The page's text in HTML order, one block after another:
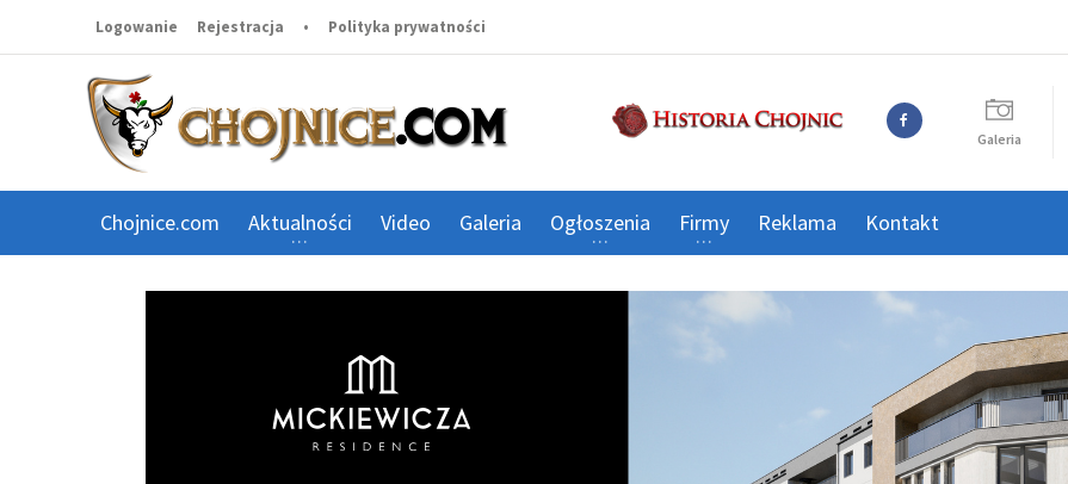
Logowanie Rejestracja • Polityka prywatności
Galeria
Chojnice.com Aktualności Video Galeria Ogłoszenia Firmy Reklama Kontakt